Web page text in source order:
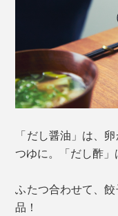
「だし醤油」は、
つゆに。「だし酢」
ふたつ合わせて、
品！